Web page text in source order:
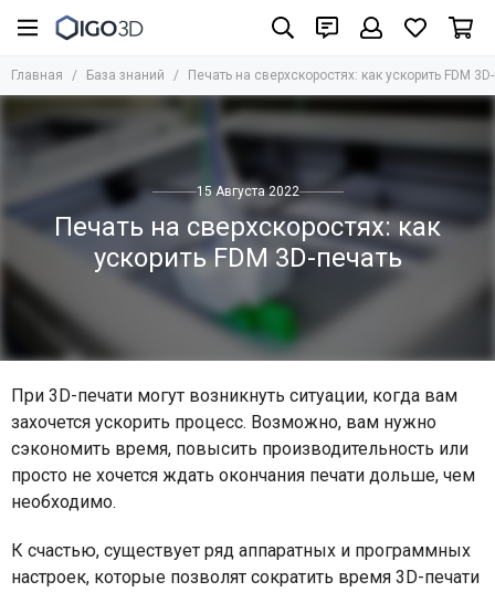
Главная База знаний Печать на сверхскоростях: как ускорить FDM
15 Августа 2022
Печать на сверхскоростях: как
ускорить FDM 3D-печать
При 3D-печати могут возникнуть ситуации, когда вам
захочется ускорить процесс. Возможно, вам нужно
сэкономить время, повысить производительность или
просто не хочется ждать окончания печати дольше, чем
необходимо.
К счастью, существует ряд аппаратных и программных
настроек, которые позволят сократить время 3D-печати